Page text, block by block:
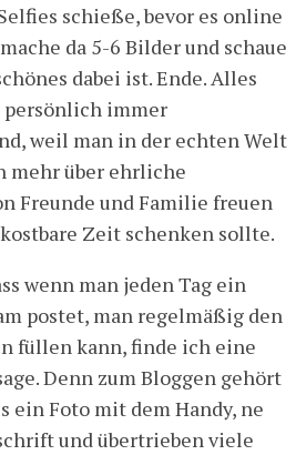
schieße, bevor es online
da 5-6 Bilder und schaue
dabei ist. Ende. Alles
persönlich immer
weil man in der echten Welt
mehr über ehrliche
Freunde und Familie freuen
Zeit schenken sollte.
wenn man jeden Tag ein
postet, man regelmäßig den
füllen kann, finde ich eine
Denn zum Bloggen gehört
ein Foto mit dem Handy, ne
und übertrieben viele